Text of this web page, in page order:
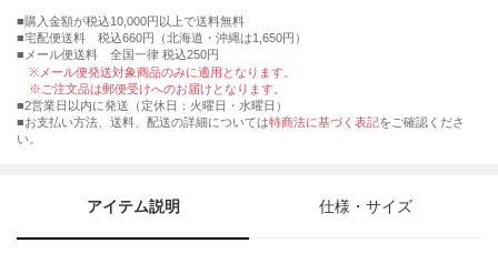
購入金額が税込10,000円以上で送料無料
宅配便送料 税込660円（北海道・沖縄は1,650円）
■メール便送料 全国一律 税込250円
※メール便発送対象商品のみに適用となります。
※ご注文品は郵便受けへのお届けとなります。
■2営業日以内に発送（定休日：火曜日・水曜日）
■お支払い方法、送料、配送の詳細については特商法に基づく表記をご確認くださ
い。
アイテム説明 仕様・サイズ